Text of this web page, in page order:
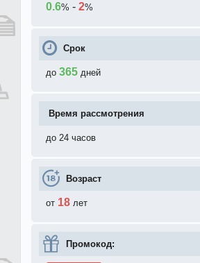
0.6% - 2%
Срок
до 365 дней
Время рассмотрения
до 24 часов
Возраст
от 18 лет
Промокод: